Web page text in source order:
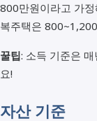
800만원이라고 가
복주택은
꿀팁: 소득 기준은
요!
자산 기준